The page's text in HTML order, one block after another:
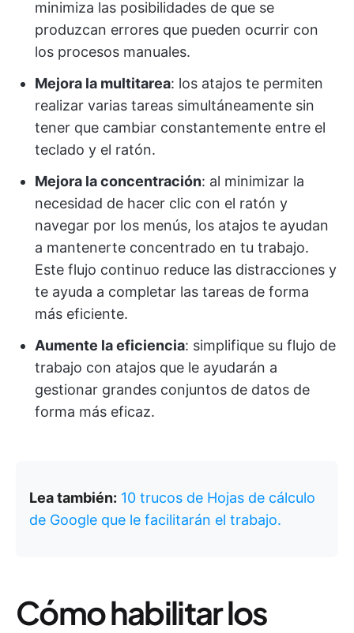
minimiza las posibilidades de que se
produzcan errores que pueden ocurrir con
los procesos manuales.
Mejora la multitarea: los atajos te permiten
realizar varias tareas simultáneamente sin
tener que cambiar constantemente entre el
teclado y el ratón.
Mejora la concentración: al minimizar la
necesidad de hacer clic con el ratón y
navegar por los menús, los atajos te ayudan
a mantenerte concentrado en tu trabajo.
Este flujo continuo reduce las distracciones y
te ayuda a completar las tareas de forma
más eficiente.
Aumente la eficiencia: simplifique su flujo de
trabajo con atajos que le ayudarán a
gestionar grandes conjuntos de datos de
forma más eficaz.
Lea también: 10 trucos de Hojas de cálculo
de Google que le facilitarán el trabajo.
Cómo habilitar los